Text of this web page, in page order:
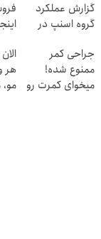
گزارش عملکرد
گروه اسنپ در
جراحی کمر
ممنوع شده!
میخوای کمرت رو
هر